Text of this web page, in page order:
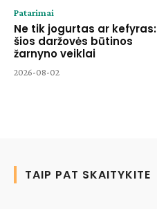
Patarimai
Ne tik jogurtas ar kefyras:
šios daržovės būtinos
žarnyno veiklai
2026-08-02
TAIP PAT SKAITYKITE